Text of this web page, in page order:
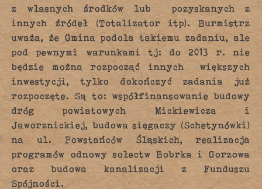
z własnych środków lub pozyskanych z
innych źródeł (Totalizator itp). Burmistrz
uważa, że Gmina podoła takiemu zadaniu, ale
pod pewnymi warunkami tj: do 2013 r. nie
będzie można rozpocząć innych większych
inwestycji, tylko dokończyć zadania już
rozpoczęte. Są to: współfinansowanie budowy
dróg powiatowych Mickiewicza i
Jaworznickiej, budowa sięgaczy (Schetynówki)
na ul. Powstańców Śląskich, realizacja
programów odnowy sołectw Bobrka i Gorzowa
oraz budowa kanalizacji z Funduszu
Spójności.